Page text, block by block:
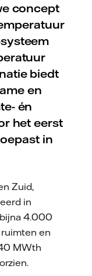
concept
biedt
en
én
het eerst
in
Zuid,
in
4.000
en
MWth